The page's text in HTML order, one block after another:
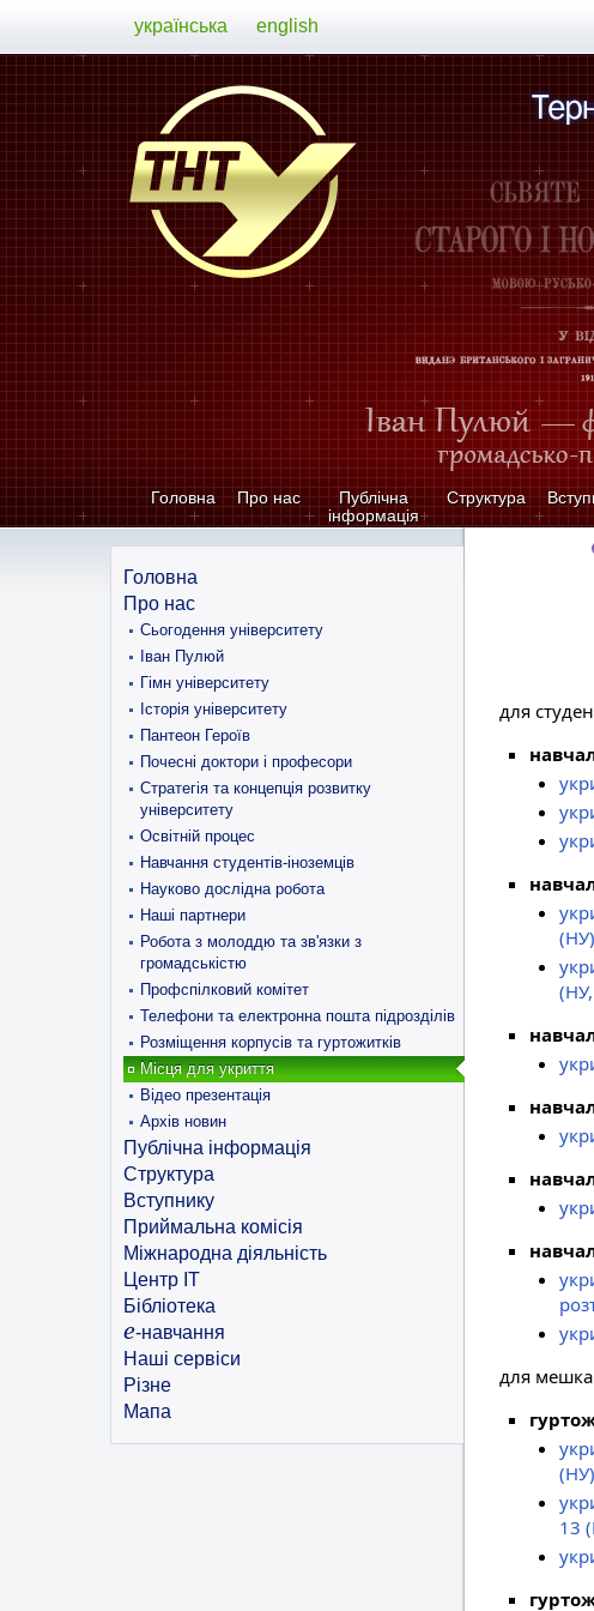
українська english
Головна Про нас
Публічна
інформація
Структура
Головна
Про нас
Сьогодення університету
Іван Пулюй
Гімн університету
Історія університету
Пантеон Героїв
Почесні доктори і професори
Стратегія та концепція розвитку
університету
Освітній процес
Навчання студентів-іноземців
Науково дослідна робота
Наші партнери
Робота з молоддю та зв'язки з
громадськістю
Профспілковий комітет
Телефони та електронна пошта підрозділів
Розміщення корпусів та гуртожитків
Місця для укриття
Відео презентація
Архів новин
Публічна інформація
Структура
Вступнику
Приймальна комісія
Міжнародна діяльність
Центр ІТ
Бібліотека
e-навчання
Наші сервіси
Різне
Мапа
для
(НУ)
для
(НУ)
13